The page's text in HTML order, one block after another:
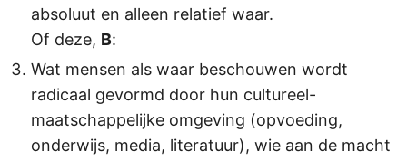
absoluut en alleen relatief waar.
Of deze, B:
Wat mensen als waar beschouwen wordt
radicaal gevormd door hun cultureel-
maatschappelijke omgeving (opvoeding,
onderwijs, media, literatuur), wie aan de macht